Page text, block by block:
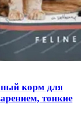
корм для
тонкие